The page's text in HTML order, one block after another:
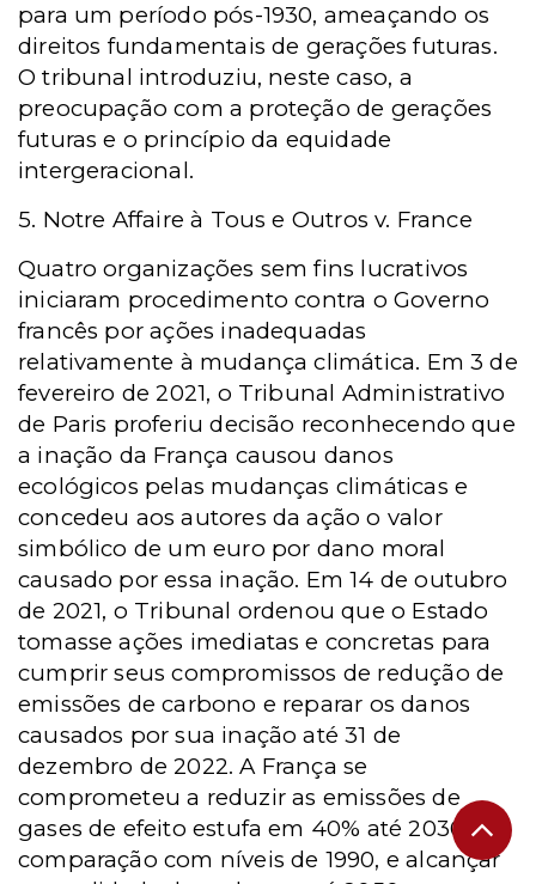
para um período pós-1930, ameaçando os
direitos fundamentais de gerações futuras.
O tribunal introduziu, neste caso, a
preocupação com a proteção de gerações
futuras e o princípio da equidade
intergeracional.
5. Notre Affaire à Tous e Outros v. France
Quatro organizações sem fins lucrativos
iniciaram procedimento contra o Governo
francês por ações inadequadas
relativamente à mudança climática. Em 3 de
fevereiro de 2021, o Tribunal Administrativo
de Paris proferiu decisão reconhecendo que
a inação da França causou danos
ecológicos pelas mudanças climáticas e
concedeu aos autores da ação o valor
simbólico de um euro por dano moral
causado por essa inação. Em 14 de outubro
de 2021, o Tribunal ordenou que o Estado
tomasse ações imediatas e concretas para
cumprir seus compromissos de redução de
emissões de carbono e reparar os danos
causados por sua inação até 31 de
dezembro de 2022. A França se
comprometeu a reduzir as emissões de
gases de efeito estufa em 40% até 2030, em
comparação com níveis de 1990, e alcançar